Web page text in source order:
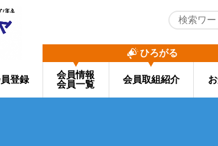
登録
ひろがる
会員情報
会員一覧
会員取組紹介